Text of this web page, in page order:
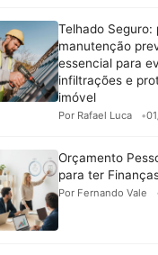
Telhado Seguro:
manutenção
essencial para
infiltrações e
imóvel
Por Rafael Luca
Orçamento
para ter
Por Fernando Vale